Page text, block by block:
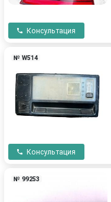
Консультация
№ W514
Консультация
№ 99253